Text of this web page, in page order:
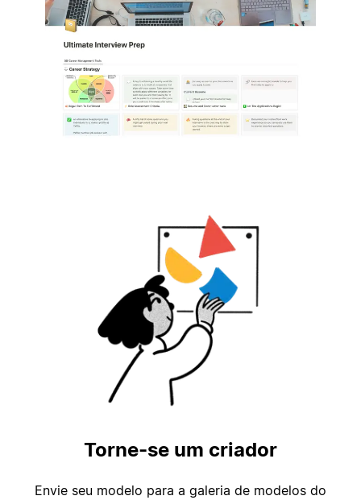
Torne-se um criador
Envie seu modelo para a galeria de modelos do